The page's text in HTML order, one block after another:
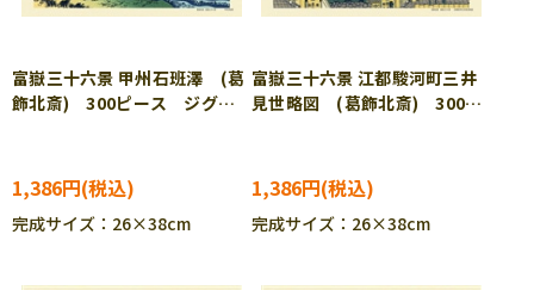
富嶽三十六景 甲州石班澤 (葛
飾北斎) 300ピース ジグソ
1,386円
完成サイズ：26×38cm
富嶽三十六景 江都駿河町三井
見世略図 (葛飾北斎) 300ピ
1,386円
完成サイズ：26×38cm